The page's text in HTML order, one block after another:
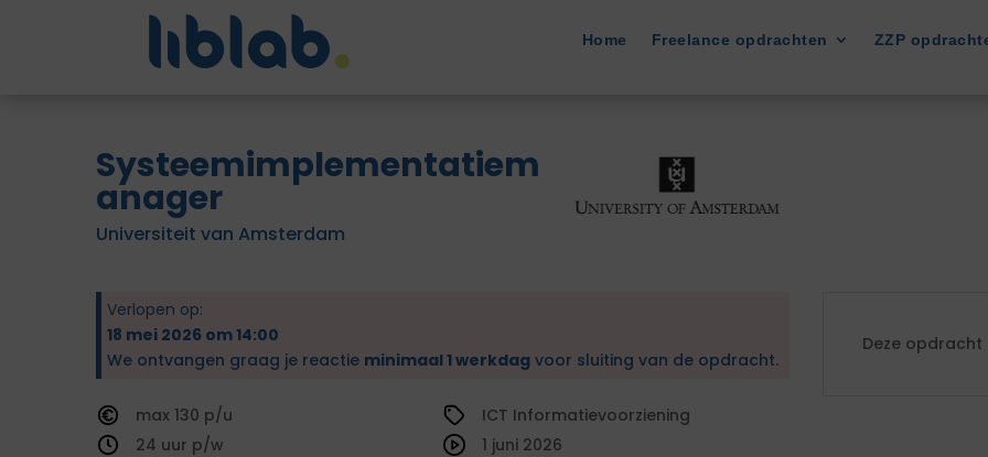
Home Freelance opdrachten ZZP
Systeemimplementatiem
anager
Universiteit van Amsterdam
Verlopen op:
18 mei 2026 om 14:00
We ontvangen graag je reactie minimaal 1 werkdag voor sluiting van de opdracht.
130
24
ICT Informatievoorziening
1 juni 2026
Deze opdracht